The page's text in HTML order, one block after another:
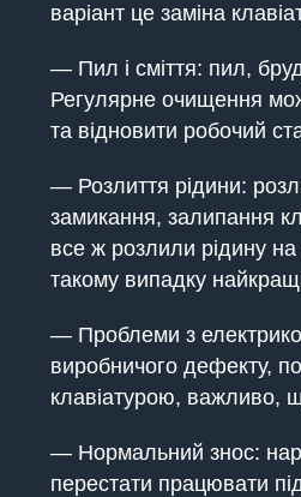
варіант це заміна
— Пил і сміття: пил,
Регулярне очищення
та відновити робочий
— Розлиття рідини:
замикання, залипання
все ж розлили рідину
такому випадку
— Проблеми з
виробничого дефекту,
клавіатурою, важливо,
— Нормальний знос:
перестати працювати